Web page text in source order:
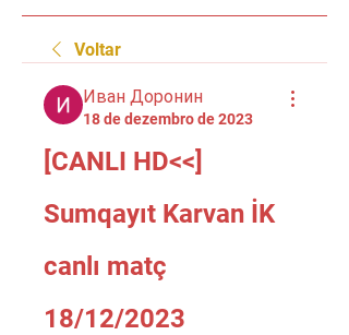
Voltar
Иван Доронин
18 de dezembro de 2023
[CANLI HD<<]
Sumqayıt Karvan İK
canlı matç
18/12/2023